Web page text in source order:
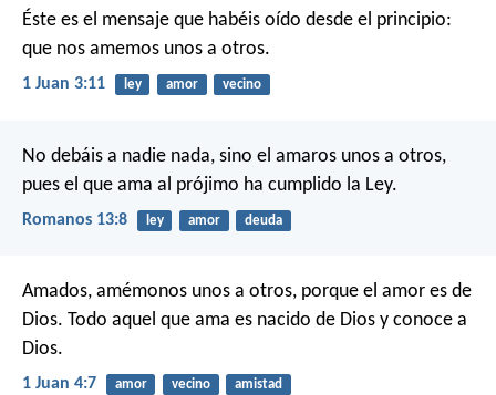
Éste es el mensaje que habéis oído desde el principio:
que nos amemos unos a otros.
1 Juan 3:11 ley amor vecino
No debáis a nadie nada, sino el amaros unos a otros,
pues el que ama al prójimo ha cumplido la Ley.
Romanos 13:8 ley amor deuda
Amados, amémonos unos a otros, porque el amor es de
Dios. Todo aquel que ama es nacido de Dios y conoce a
Dios.
1 Juan 4:7 amor vecino amistad